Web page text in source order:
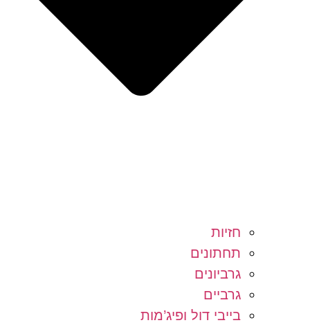
חזיות
תחתונים
גרביונים
גרביים
בייבי דול ופיג’מות